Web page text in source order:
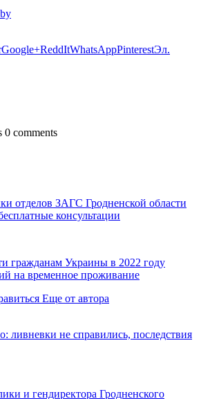
Google+ReddItWhatsAppPinterestЭл.
0 comments
отделов ЗАГС Гродненской области
консультации
гражданам Украины в 2022 году
на временное проживание
Еще от автора
ливневки не справились, последствия
и гендиректора Гродненского